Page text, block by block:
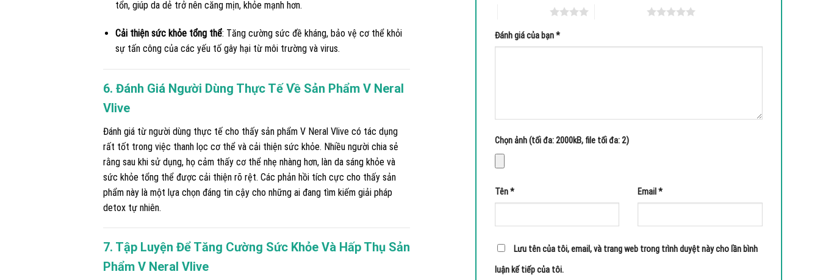
tổn, giúp da dẻ trở nên căng mịn, khỏe mạnh hơn.
Cải thiện sức khỏe tổng thể: Tăng cường sức đề kháng, bảo vệ cơ thể khỏi
sự tấn công của các yếu tố gây hại từ môi trường và virus.
6. Đánh Giá Người Dùng Thực Tế Về Sản Phẩm V Neral
Vlive
Đánh giá từ người dùng thực tế cho thấy sản phẩm V Neral Vlive có tác dụng
rất tốt trong việc thanh lọc cơ thể và cải thiện sức khỏe. Nhiều người chia sẻ
rằng sau khi sử dụng, họ cảm thấy cơ thể nhẹ nhàng hơn, làn da sáng khỏe và
sức khỏe tổng thể được cải thiện rõ rệt. Các phản hồi tích cực cho thấy sản
phẩm này là một lựa chọn đáng tin cậy cho những ai đang tìm kiếm giải pháp
detox tự nhiên.
7. Tập Luyện Để Tăng Cường Sức Khỏe Và Hấp Thụ Sản
Phẩm V Neral Vlive
Đánh giá của bạn*
Chọn ảnh (tối đa: 2000kB, file tối đa: 2)
Tên* Email*
Lưu tên của tôi, email, và trang web trong trình duyệt này cho lần bình
luận kế tiếp của tôi.